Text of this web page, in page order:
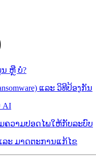
ຫຼື ບໍ່?
ແລະ ວິທີປ້ອງກັນ
AI
ຄວາມປອດໄພໃຫ້ກັບລະບົບ
ລະ ມາດຕະການແກ້ໄຂ